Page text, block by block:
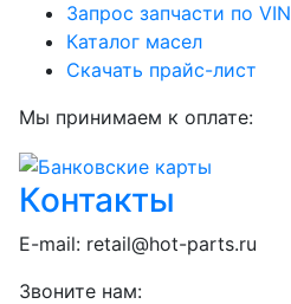
Запрос запчасти по VIN
Каталог масел
Скачать прайс-лист
Мы принимаем к оплате:
Контакты
E-mail: retail@hot-parts.ru
Звоните нам: